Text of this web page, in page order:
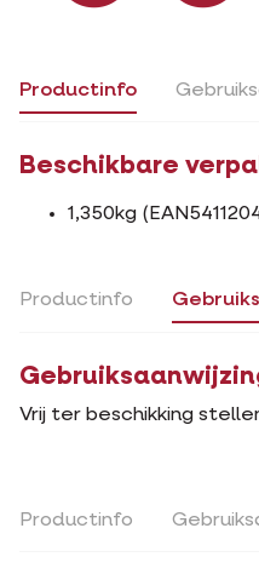
Productinfo
Beschikbare
1,350kg
Productinfo
Vrij ter beschikking
Productinfo